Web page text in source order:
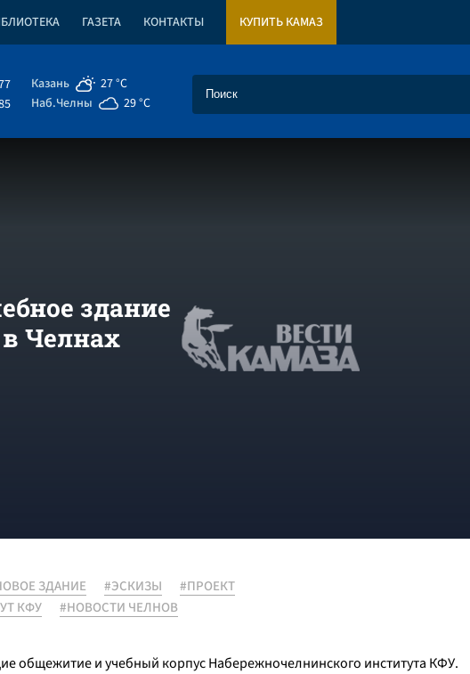
ГАЗЕТА КОНТАКТЫ КУПИТЬ КАМАЗ
Казань
27 °C
Наб.Челны
29 °C
здание
Челнах
ЗДАНИЕ #ЭСКИЗЫ
#ПРОЕКТ
КФУ
#НОВОСТИ ЧЕЛНОВ
общежитие и учебный корпус Набережночелнинского института КФУ.